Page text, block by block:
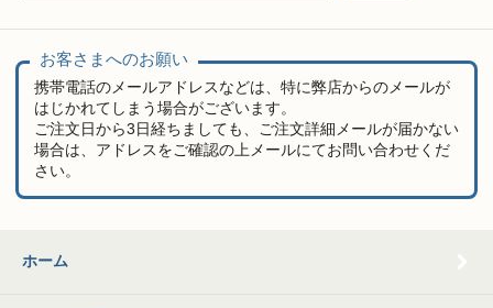
お客さまへのお願い
携帯電話のメールアドレスなどは、特に弊店からのメールが
はじかれてしまう場合がございます。
ご注文日から3日経ちましても、ご注文詳細メールが届かない
場合は、アドレスをご確認の上メールにてお問い合わせくだ
さい。
ホーム